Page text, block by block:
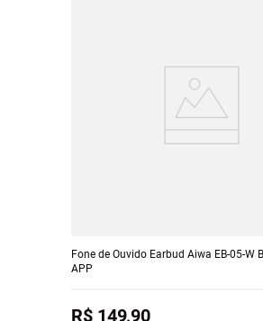
Fone de Ouvido Earbud Aiwa EB-05-W
APP
R$ 149,90